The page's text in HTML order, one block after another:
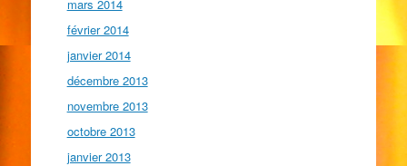
mars 2014
février 2014
janvier 2014
décembre 2013
novembre 2013
octobre 2013
janvier 2013